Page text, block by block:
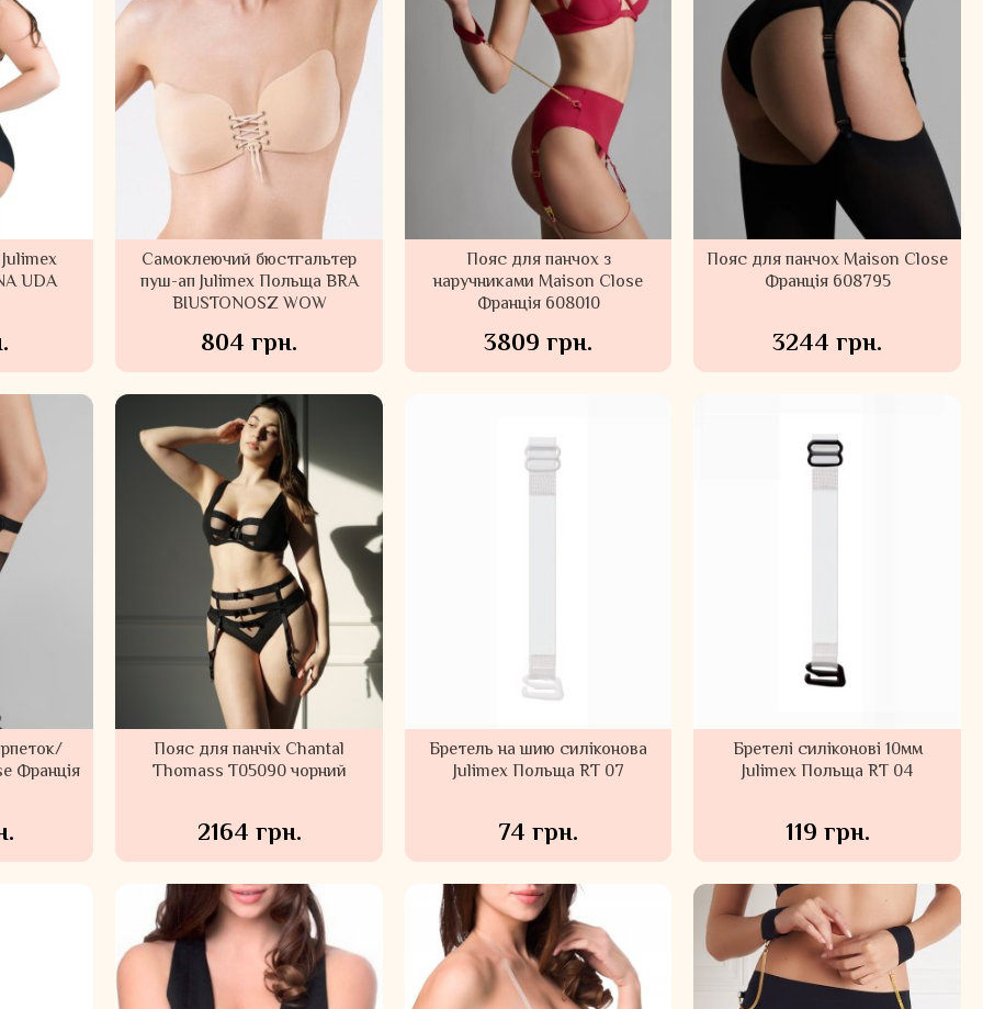
UDA
Самоклеючий бюстгальтер
пуш-ап Julimex Польща BRA
BIUSTONOSZ WOW
804 грн.
Пояс для панчох з
наручниками Maison Close
Франція 608010
3809 грн.
Пояс для панчох Maison Close
Франція 608795
3244 грн.
Франція
Пояс для панчіх Chantal
Thomass T05090 чорний
2164 грн.
Бретель на шию силіконова
Julimex Польща RT 07
74 грн.
Бретелі силіконові 10мм
Julimex Польща RT 04
119 грн.